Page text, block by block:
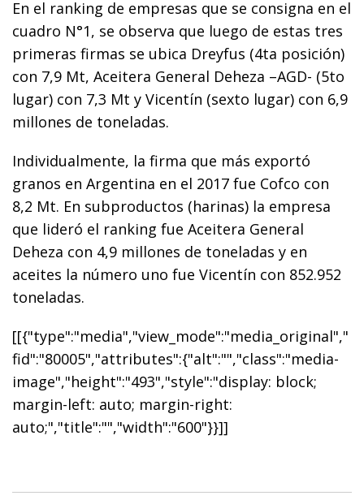
En el ranking de empresas que se consigna en el
cuadro N°1, se observa que luego de estas tres
primeras firmas se ubica Dreyfus (4ta posición)
con 7,9 Mt, Aceitera General Deheza –AGD- (5to
lugar) con 7,3 Mt y Vicentín (sexto lugar) con 6,9
millones de toneladas.
Individualmente, la firma que más exportó
granos en Argentina en el 2017 fue Cofco con
8,2 Mt. En subproductos (harinas) la empresa
que lideró el ranking fue Aceitera General
Deheza con 4,9 millones de toneladas y en
aceites la número uno fue Vicentín con 852.952
toneladas.
[[{"type":"media","view_mode":"media_original","
fid":"80005","attributes":{"alt":"","class":"media-
image","height":"493","style":"display: block;
margin-left: auto; margin-right:
auto;","title":"","width":"600"}}]]